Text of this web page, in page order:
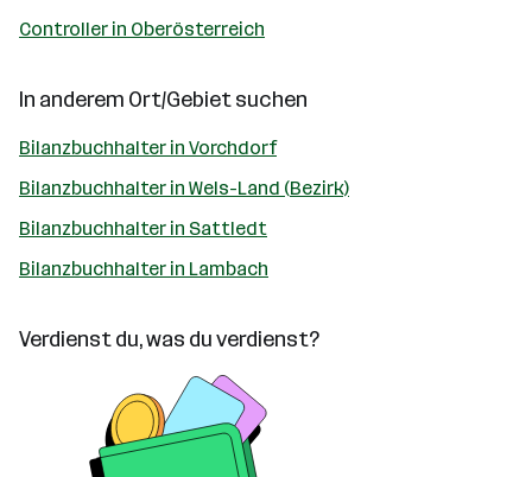
Controller in Oberösterreich
In anderem Ort/Gebiet suchen
Bilanzbuchhalter in Vorchdorf
Bilanzbuchhalter in Wels-Land (Bezirk)
Bilanzbuchhalter in Sattledt
Bilanzbuchhalter in Lambach
Verdienst du, was du verdienst?